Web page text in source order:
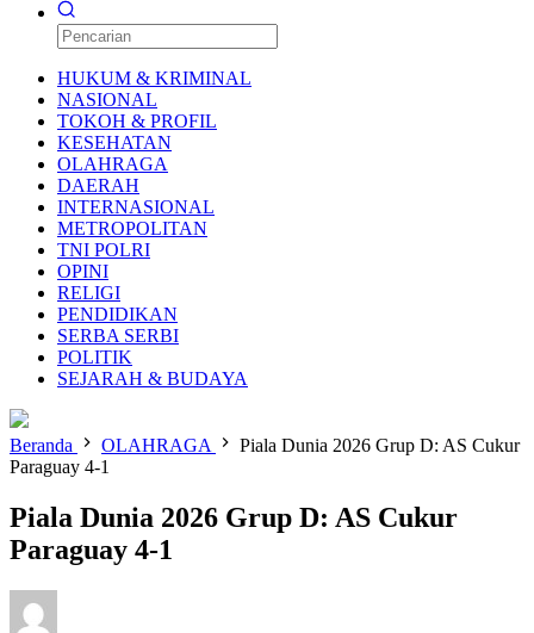
HUKUM & KRIMINAL
NASIONAL
TOKOH & PROFIL
KESEHATAN
OLAHRAGA
DAERAH
INTERNASIONAL
METROPOLITAN
TNI POLRI
OPINI
RELIGI
PENDIDIKAN
SERBA SERBI
POLITIK
SEJARAH & BUDAYA
Beranda OLAHRAGA
Piala Dunia 2026 Grup D: AS Cukur
Paraguay 4-1
Piala Dunia 2026 Grup D: AS Cukur
Paraguay 4-1